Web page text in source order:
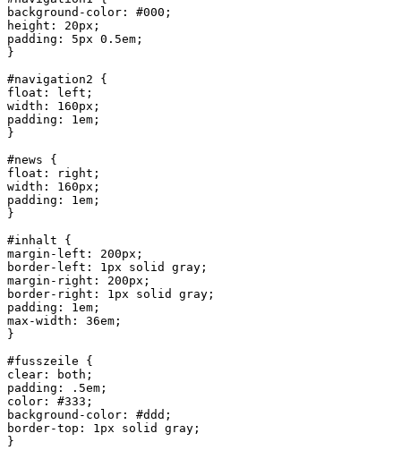
background-color: #000;
height: 20px;
padding: 5px 0.5em;
}
#navigation2 {
float: left;
width: 160px;
padding: 1em;
}
#news {
float: right;
width: 160px;
padding: 1em;
}
#inhalt {
margin-left: 200px;
border-left: 1px solid gray;
margin-right: 200px;
border-right: 1px solid gray;
padding: 1em;
max-width: 36em;
}
#fusszeile {
clear: both;
padding: .5em;
color: #333;
background-color: #ddd;
border-top: 1px solid gray;
}